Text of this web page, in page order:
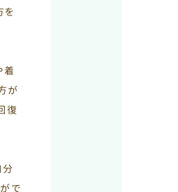
を
着
が
復
分
で